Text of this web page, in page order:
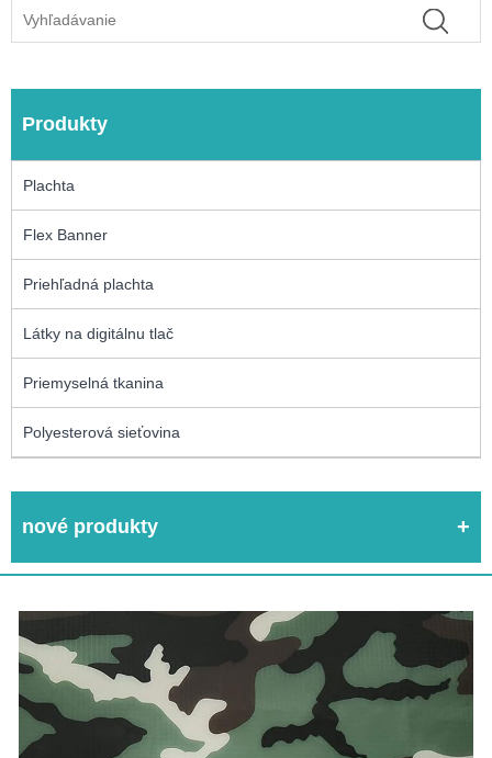
Produkty
Plachta
Flex Banner
Priehľadná plachta
Látky na digitálnu tlač
Priemyselná tkanina
Polyesterová sieťovina
nové produkty